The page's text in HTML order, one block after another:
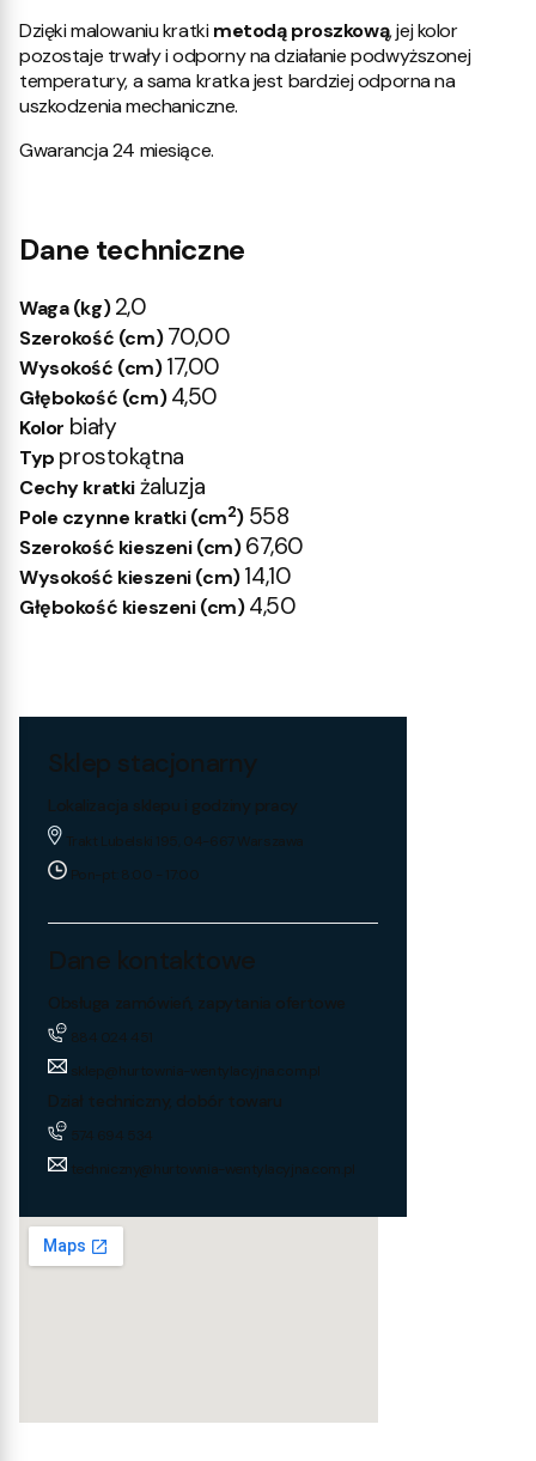
Dzięki malowaniu kratki metodą proszkową, jej kolor
pozostaje trwały i odporny na działanie podwyższonej
temperatury, a sama kratka jest bardziej odporna na
uszkodzenia mechaniczne.
Gwarancja 24 miesiące.
Dane techniczne
Waga (kg) 2,0
Szerokość (cm) 70,00
Wysokość (cm) 17,00
Głębokość (cm) 4,50
Kolor biały
Typ prostokątna
Cechy kratkiżaluzja
Pole czynne kratki (cm2) 558
Szerokość kieszeni (cm) 67,60
Wysokość kieszeni (cm) 14,10
Głębokość kieszeni (cm) 4,50
Sklep stacjonarny
Lokalizacja sklepu i godziny pracy
Trakt Lubelski 195, 04-667 Warszawa
Pon-pt: 8:00 - 17:00
Dane kontaktowe
Obsługa zamówień, zapytania ofertowe
884 024 451
sklep@hurtownia-wentylacyjna.com.pl
Dział techniczny, dobór towaru
574 694 534
techniczny@hurtownia-wentylacyjna.com.pl